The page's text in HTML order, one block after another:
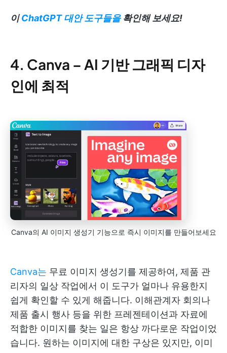
이ChatGPT 대안 도구들을확인해 보세요!
4. Canva – AI 기반 그래픽 디자
인에 최적
Canva의 AI 이미지 생성기 기능으로 즉시 이미지를 만들어보세요
Canva는 무료 이미지 생성기를 제공하여, 제품 관
리자의 일상 작업에서 이 도구가 얼마나 유용한지
쉽게 확인할 수 있게 해줍니다. 이해관계자 회의나
제품 출시 행사 등을 위한 프레젠테이션과 자료에
적합한 이미지를 찾는 일은 항상 까다로운 작업이었
습니다. 원하는 이미지에 대한 구상은 있지만, 이미